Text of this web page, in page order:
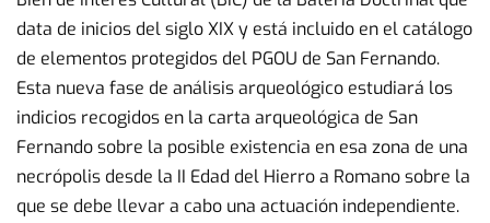
data de inicios del siglo XIX y está incluido en el catálogo
de elementos protegidos del PGOU de San Fernando.
Esta nueva fase de análisis arqueológico estudiará los
indicios recogidos en la carta arqueológica de San
Fernando sobre la posible existencia en esa zona de una
necrópolis desde la II Edad del Hierro a Romano sobre la
que se debe llevar a cabo una actuación independiente.